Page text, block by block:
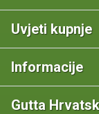
Uvjeti kupnje
Informacije
Gutta